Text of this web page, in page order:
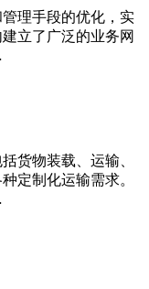
理手段的优化，实
立了广泛的业务网
货物装载、运输、
定制化运输需求。